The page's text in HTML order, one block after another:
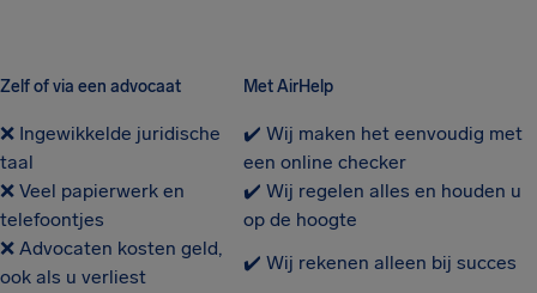
Zelf of via een advocaat Met AirHelp
❌ Ingewikkelde juridische
taal
✔️ Wij maken het eenvoudig met
een online checker
❌ Veel papierwerk en
telefoontjes
✔️ Wij regelen alles en houden u
op de hoogte
❌ Advocaten kosten geld,
ook als u verliest
✔️ Wij rekenen alleen bij succes